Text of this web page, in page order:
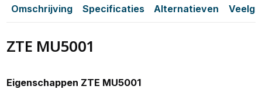
Omschrijving Specificaties Alternatieven
ZTE MU5001
Eigenschappen ZTE MU5001